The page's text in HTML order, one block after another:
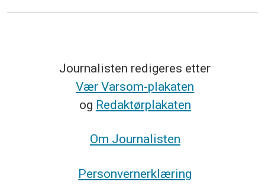
Journalisten redigeres etter
Vær Varsom-plakaten
og Redaktørplakaten
Om Journalisten
Personvernerklæring